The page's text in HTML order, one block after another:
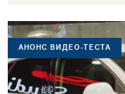
АНОНС ВИДЕО-ТЕСТА